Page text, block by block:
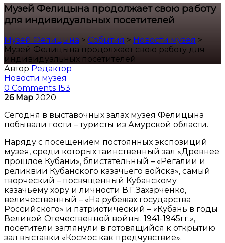
Музей Фелицына продолжает свою работу
для индивидуальных посетителей
Музей Фелицына > События > Новости музея >
Музей Фелицына продолжает свою работу для
индивидуальных посетителей
Автор Редактор
Новости музея
0 Comments 153
26 Мар 2020
Сегодня в выставочных залах музея Фелицына
побывали гости – туристы из Амурской области.
Наряду с посещением постоянных экспозиций
музея, среди которых таинственный зал «Древнее
прошлое Кубани», блистательный – «Регалии и
реликвии Кубанского казачьего войска», самый
творческий – посвященный Кубанскому
казачьему хору и личности В.Г.Захарченко,
величественный – «На рубежах государства
Российского» и патриотический – «Кубань в годы
Великой Отечественной войны. 1941-1945гг.»,
посетители заглянули в готовящийся к открытию
зал выставки «Космос как предчувствие».